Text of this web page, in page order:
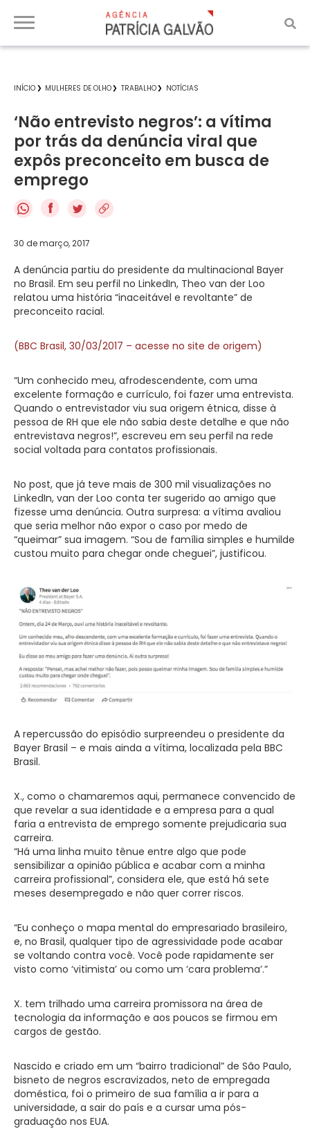
INÍCIO MULHERES DE OLHO TRABALHO NOTÍCIAS
‘Não entrevisto negros’: a vítima
por trás da denúncia viral que
expôs preconceito em busca de
emprego
f
30 de março, 2017
A denúncia partiu do presidente da multinacional Bayer
no Brasil. Em seu perfil no LinkedIn, Theo van der Loo
relatou uma história “inaceitável e revoltante” de
preconceito racial.
(BBC Brasil, 30/03/2017 – acesse no site de origem)
“Um conhecido meu, afrodescendente, com uma
excelente formação e currículo, foi fazer uma entrevista.
Quando o entrevistador viu sua origem étnica, disse à
pessoa de RH que ele não sabia deste detalhe e que não
entrevistava negros!”, escreveu em seu perfil na rede
social voltada para contatos profissionais.
No post, que já teve mais de 300 mil visualizações no
LinkedIn, van der Loo conta ter sugerido ao amigo que
fizesse uma denúncia. Outra surpresa: a vítima avaliou
que seria melhor não expor o caso por medo de
“queimar” sua imagem. “Sou de família simples e humilde
custou muito para chegar onde cheguei”, justificou.
A repercussão do episódio surpreendeu o presidente da
Bayer Brasil – e mais ainda a vítima, localizada pela BBC
Brasil.
X., como o chamaremos aqui, permanece convencido de
que revelar a sua identidade e a empresa para a qual
faria a entrevista de emprego somente prejudicaria sua
carreira.
“Há uma linha muito tênue entre algo que pode
sensibilizar a opinião pública e acabar com a minha
carreira profissional”, considera ele, que está há sete
meses desempregado e não quer correr riscos.
“Eu conheço o mapa mental do empresariado brasileiro,
e, no Brasil, qualquer tipo de agressividade pode acabar
se voltando contra você. Você pode rapidamente ser
visto como ‘vitimista’ ou como um ‘cara problema’.”
X. tem trilhado uma carreira promissora na área de
tecnologia da informação e aos poucos se firmou em
cargos de gestão.
Nascido e criado em um “bairro tradicional” de São Paulo,
bisneto de negros escravizados, neto de empregada
doméstica, foi o primeiro de sua família a ir para a
universidade, a sair do país e a cursar uma pós-
graduação nos EUA.